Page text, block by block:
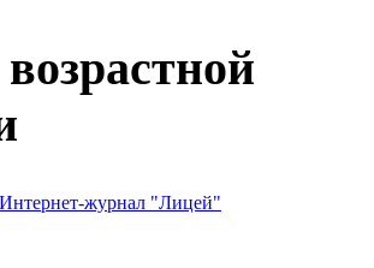
Интернет-журнал "Лицей"